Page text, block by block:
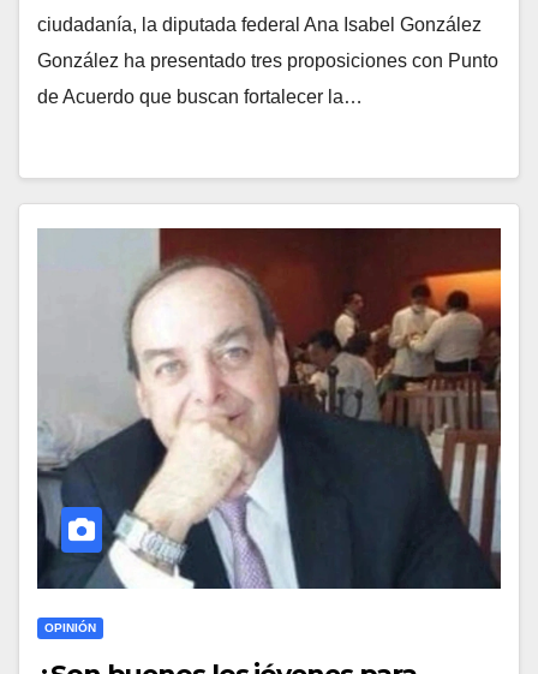
ciudadanía, la diputada federal Ana Isabel González
González ha presentado tres proposiciones con Punto
de Acuerdo que buscan fortalecer la…
OPINIÓN